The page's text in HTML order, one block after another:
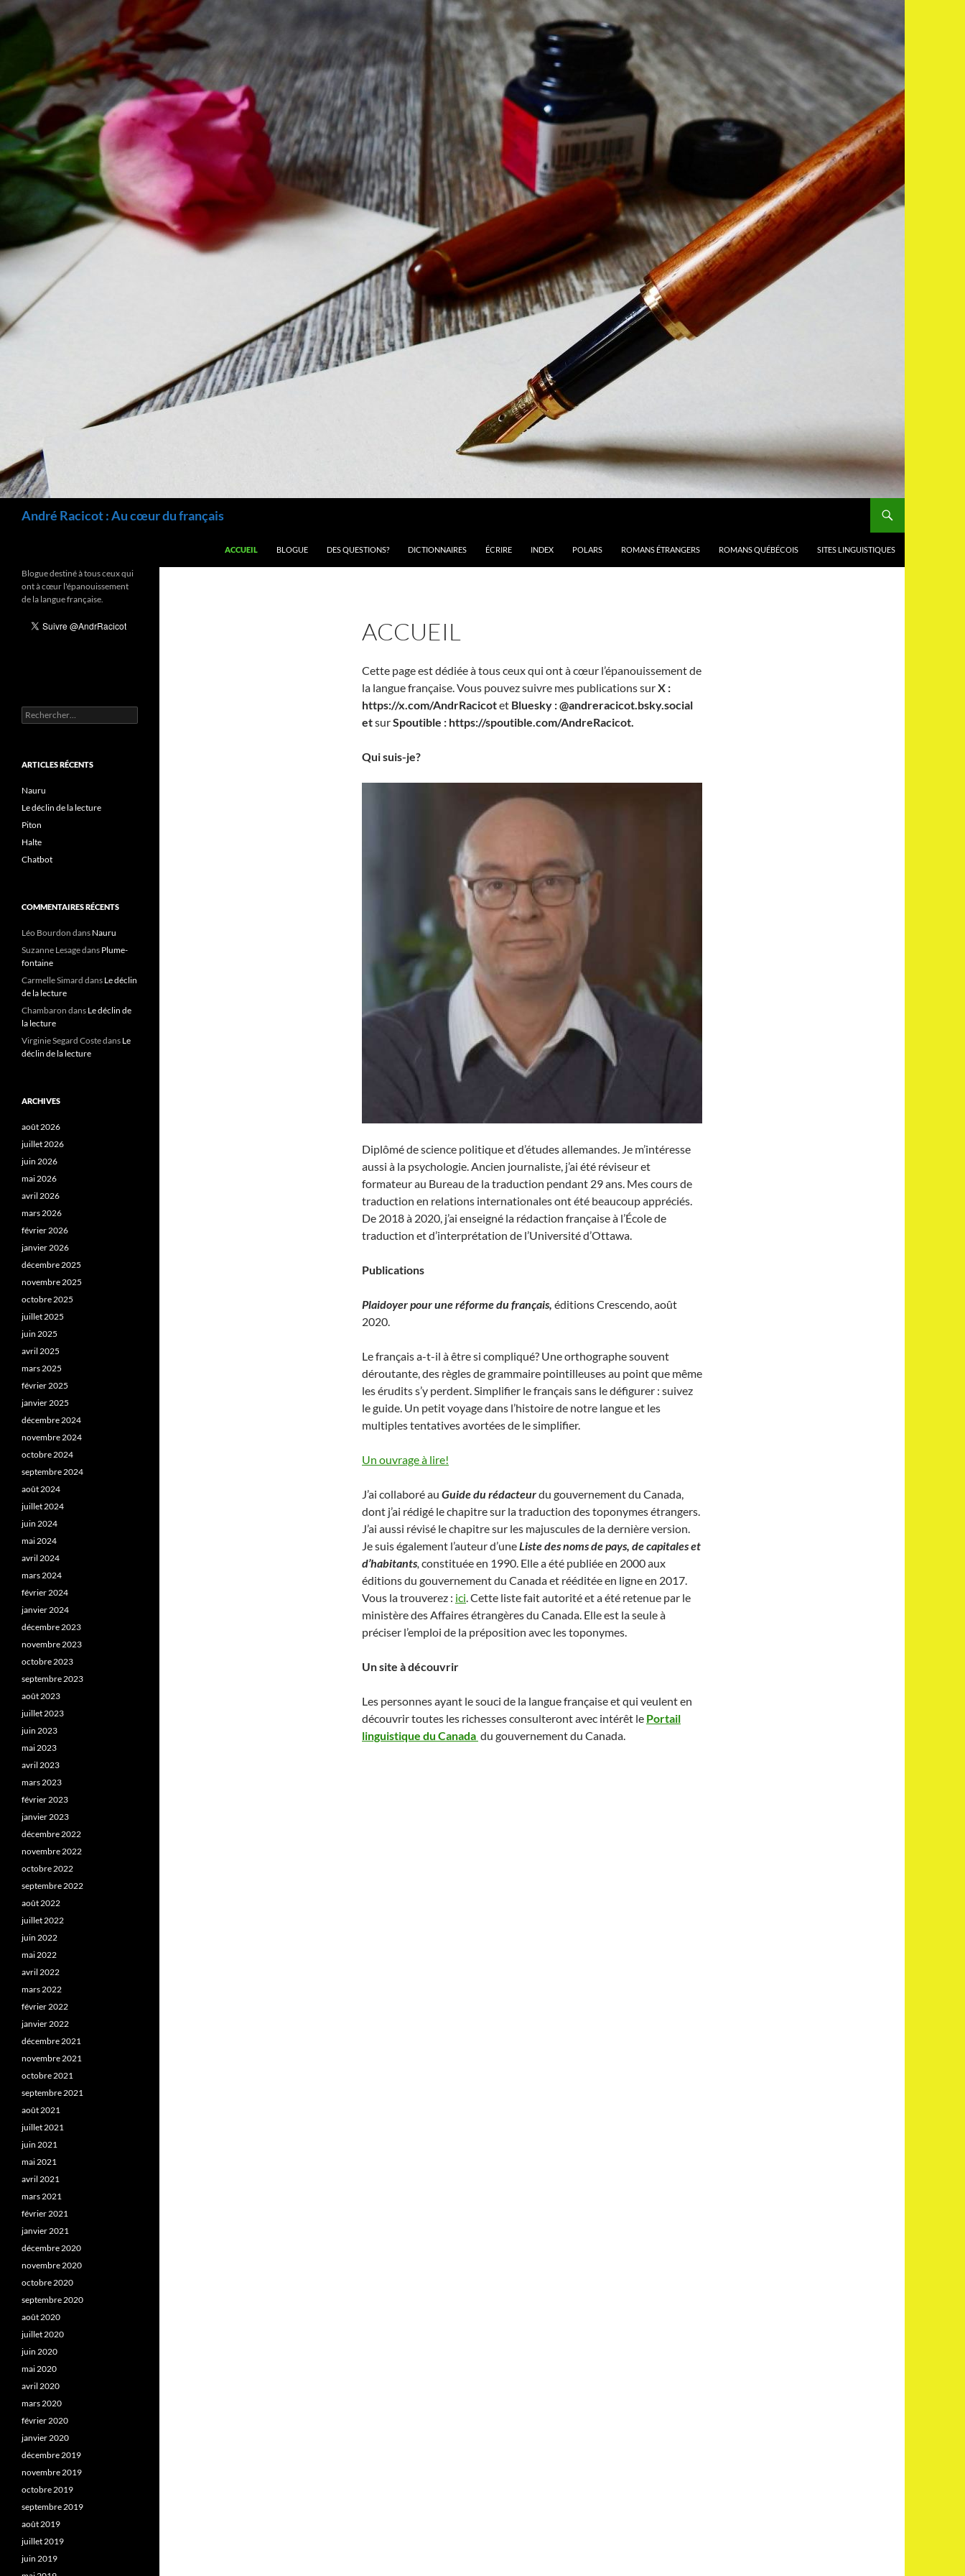
André Racicot : Au cœur du français
ACCUEIL
BLOGUE DES QUESTIONS? DICTIONNAIRES ÉCRIRE INDEX POLARS ROMANS ÉTRANGERS ROMANS QUÉBÉCOIS SITES LINGUISTIQUES
ACCUEIL
Cette page est dédiée à tous ceux qui ont à cœur l’épanouissement de
la langue française. Vous pouvez suivre mes publications surX :
https://x.com/AndrRacicotet Bluesky : @andreracicot.bsky.social
etsurSpoutible : https://spoutible.com/AndreRacicot.
Qui suis-je?
Diplômé de science politique et d’études allemandes. Je m’intéresse
aussi à la psychologie. Ancien journaliste, j’ai été réviseur et
formateur au Bureau de la traduction pendant 29 ans. Mes cours de
traduction en relations internationales ont été beaucoup appréciés.
De 2018 à 2020, j’ai enseigné la rédaction française à l’École de
traduction et d’interprétation de l’Université d’Ottawa.
Publications
Plaidoyer pour une réforme du français, éditions Crescendo, août
2020.
Le français a-t-il à être si compliqué? Une orthographe souvent
déroutante, des règles de grammaire pointilleuses au point que même
les érudits s’y perdent. Simplifier le français sans le défigurer : suivez
le guide. Un petit voyage dans l’histoire de notre langue et les
multiples tentatives avortées de le simplifier.
Un ouvrage à lire!
J’ai collaboré au Guide du rédacteurdu gouvernement du Canada,
dont j’ai rédigé le chapitre sur la traduction des toponymes étrangers.
J’ai aussi révisé le chapitre sur les majuscules de la dernière version.
Je suis également l’auteur d’uneListe des noms de pays, de capitales et
d’habitants, constituée en 1990. Elle a été publiée en 2000 aux
éditions du gouvernement du Canada et rééditée en ligne en 2017.
Vous la trouverez : ici. Cette liste fait autorité et a été retenue par le
ministère des Affaires étrangères du Canada. Elle est la seule à
préciser l’emploi de la préposition avec les toponymes.
Un site à découvrir
Les personnes ayant le souci de la langue française et qui veulent en
découvrir toutes les richesses consulteront avec intérêt le Portail
linguistique du Canada du gouvernement du Canada.
Blogue destiné à tous ceux qui
ont à cœur l'épanouissement
de la langue française.
Rechercher :
ARTICLES RÉCENTS
Nauru
Le déclin de la lecture
Piton
Halte
Chatbot
COMMENTAIRES RÉCENTS
Léo Bourdon dans Nauru
Suzanne Lesagedans Plume-
fontaine
Carmelle Simard dans Le déclin
de la lecture
Chambaron dans Le déclin de
la lecture
Virginie Segard Costedans Le
déclin de la lecture
ARCHIVES
août 2026
juillet 2026
juin 2026
mai 2026
avril 2026
mars 2026
février 2026
janvier 2026
décembre 2025
novembre 2025
octobre 2025
juillet 2025
juin 2025
avril 2025
mars 2025
février 2025
janvier 2025
décembre 2024
novembre 2024
octobre 2024
septembre 2024
août 2024
juillet 2024
juin 2024
mai 2024
avril 2024
mars 2024
février 2024
janvier 2024
décembre 2023
novembre 2023
octobre 2023
septembre 2023
août 2023
juillet 2023
juin 2023
mai 2023
avril 2023
mars 2023
février 2023
janvier 2023
décembre 2022
novembre 2022
octobre 2022
septembre 2022
août 2022
juillet 2022
juin 2022
mai 2022
avril 2022
mars 2022
février 2022
janvier 2022
décembre 2021
novembre 2021
octobre 2021
septembre 2021
août 2021
juillet 2021
juin 2021
mai 2021
avril 2021
mars 2021
février 2021
janvier 2021
décembre 2020
novembre 2020
octobre 2020
septembre 2020
août 2020
juillet 2020
juin 2020
mai 2020
avril 2020
mars 2020
février 2020
janvier 2020
décembre 2019
novembre 2019
octobre 2019
septembre 2019
août 2019
juillet 2019
juin 2019